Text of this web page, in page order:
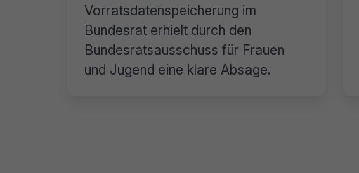
Vorratsdatenspeicherung im
Bundesrat erhielt durch den
Bundesratsausschuss für Frauen
und Jugend eine klare Absage.